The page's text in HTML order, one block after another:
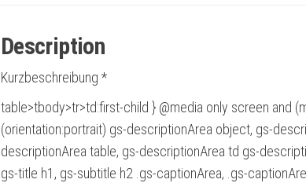
Description
Kurzbeschreibung *
table>tbody>tr>td:first-child } @media only screen and
(orientation:portrait) gs-descriptionArea object, gs-
descriptionArea table, gs-descriptionArea td gs-
gs-title h1, gs-subtitle h2 .gs-captionArea, .gs-